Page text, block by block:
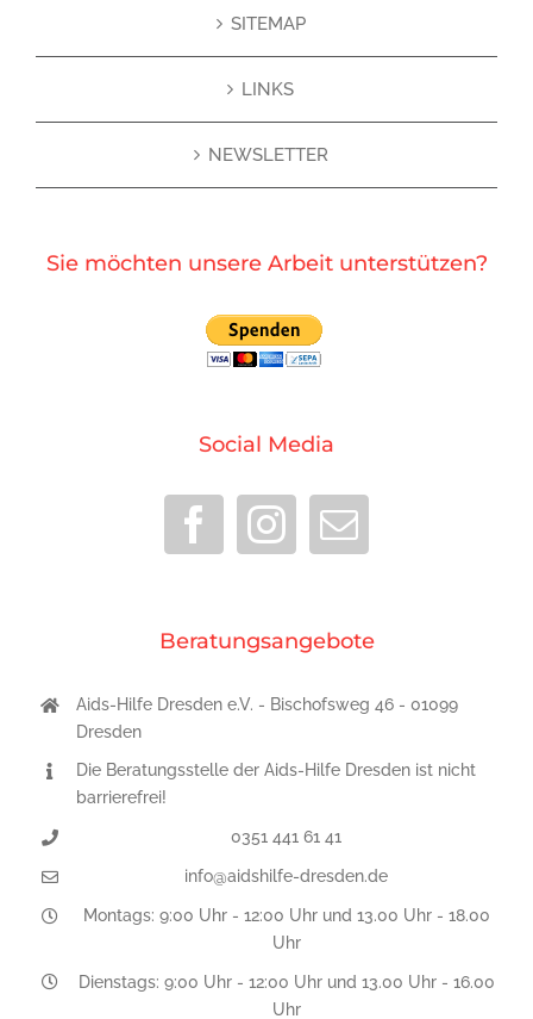
SITEMAP
LINKS
NEWSLETTER
Sie möchten unsere Arbeit unterstützen?
Social Media
Beratungsangebote
Aids-Hilfe Dresden e.V. - Bischofsweg 46 - 01099
Dresden
Die Beratungsstelle der Aids-Hilfe Dresden ist nicht
barrierefrei!
0351 441 61 41
info@aidshilfe-dresden.de
Montags: 9:00 Uhr - 12:00 Uhr und 13.00 Uhr - 18.00
Uhr
Dienstags: 9:00 Uhr - 12:00 Uhr und 13.00 Uhr - 16.00
Uhr